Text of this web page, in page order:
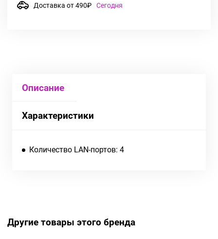
Доставка от 490₽ Сегодня
Описание
Характеристики
Количество LAN-портов: 4
Другие товары этого бренда